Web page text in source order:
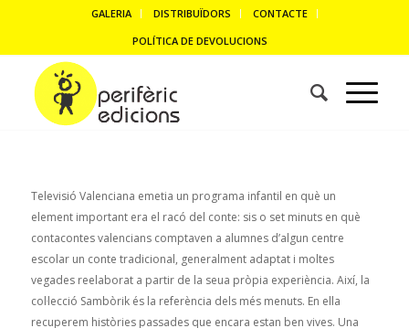
GALERIA DISTRIBUÏDORS
CONTACTE
POLÍTICA DE DEVOLUCIONS
Televisió Valenciana emetia un programa infantil en què un
element important era el racó del conte: sis o set minuts en què
contacontes valencians comptaven a alumnes d’algun centre
escolar un conte tradicional, generalment adaptat i moltes
vegades reelaborat a partir de la seua pròpia experiència. Així, la
col·lecció Sambòrik és la referència dels més menuts. En ella
recuperem històries passades que encara estan ben vives. Una